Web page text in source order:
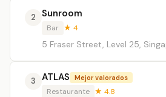
2 Sunroom
Bar ★ 4
5 Fraser Street, Level 25,
3 ATLAS Mejor valorados
Restaurante ★ 4.8